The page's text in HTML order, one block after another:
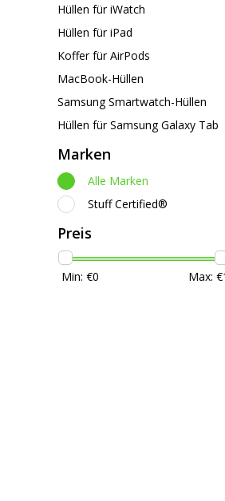
Hüllen für iWatch
Hüllen für iPad
Koffer für AirPods
MacBook-Hüllen
Samsung Smartwatch-Hüllen
Hüllen für Samsung Galaxy Tab
Marken
Alle Marken
Stuff Certified®
Preis
Min: €0 Max: €